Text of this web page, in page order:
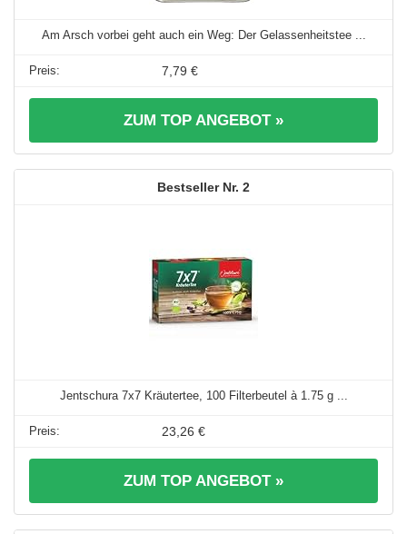
Am Arsch vorbei geht auch ein Weg: Der Gelassenheitstee ...
7,79 €
ZUM TOP ANGEBOT »
2
Jentschura 7x7 Kräutertee, 100 Filterbeutel à 1.75 g ...
23,26 €
ZUM TOP ANGEBOT »